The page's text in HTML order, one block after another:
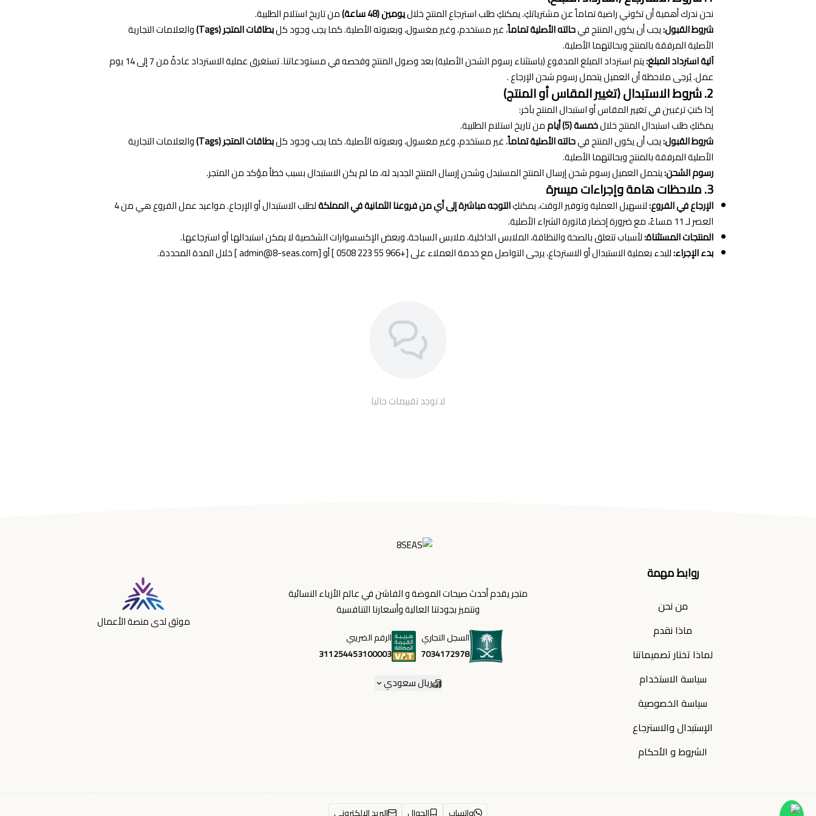
نحن ندرك أهمية أن تكوني راضية تماماً عن مشترياتكِ. يمكنكِ طلب استرجاع المنتج خلاليومين (48 ساعة)
من تاريخ استلام الطلبية.
شروط القبول:يجب أن يكون المنتج فيحالته الأصلية تماماً، غير مستخدم، وغير مغسول، وبعبوته الأصلية. كما يجب وجود كلبطاقات المتجر (Tags)
والعلامات التجارية
الأصلية المرفقة بالمنتج وبحالتهما الأصلية.
آلية استرداد المبلغ:
يتم استرداد المبلغ المدفوع (باستثناء رسوم الشحن الأصلية) بعد وصول المنتج وفحصه في مستودعاتنا. تستغرق عملية الاسترداد عادةً من 7 إلى 14 يوم
عمل. يُرجى ملاحظة أن العميل يتحمل رسوم شحن الإرجاع .
2. شروط الاستبدال (تغيير المقاس أو المنتج)
إذا كنتِ ترغبين في تغيير المقاس أو استبدال المنتج بآخر:
يمكنكِ طلب استبدال المنتج خلالخمسة (5) أيام
من تاريخ استلام الطلبية.
شروط القبول:يجب أن يكون المنتج فيحالته الأصلية تماماً، غير مستخدم، وغير مغسول، وبعبوته الأصلية. كما يجب وجود كلبطاقات المتجر (Tags)
والعلامات التجارية
الأصلية المرفقة بالمنتج وبحالتهما الأصلية.
رسوم الشحن:يتحمل العميل رسوم شحن إرسال المنتج المستبدل وشحن إرسال المنتج الجديد له، ما لم يكن الاستبدال بسبب خطأ مؤكد من المتجر.
3. ملاحظات هامة وإجراءات ميسرة
الإرجاع في الفروع:لتسهيل العملية وتوفير الوقت، يمكنكِالتوجه مباشرة إلى أي من فروعنا الثمانية في المملكة
لطلب الاستبدال أو الإرجاع. مواعيد عمل الفروع هي من 4
العصر لـ 11 مساءً، مع ضرورة إحضار فاتورة الشراء الأصلية.
المنتجات المستثناة:لأسباب تتعلق بالصحة والنظافة، الملابس الداخلية، ملابس السباحة، وبعض الإكسسوارات الشخصية لا يمكن استبدالها أو استرجاعها.
بدء الإجراء:للبدء بعملية الاستبدال أو الاسترجاع، يرجى التواصل مع خدمة العملاء على [+966 55 223 0508 ] أو [ admin@8-seas.com] خلال المدة المحددة.
لا توجد تقييمات حاليا
روابط مهمة
من نحن
ماذا نقدم
لماذا تختار تصميماتنا
سياسة الاستخدام
سياسة الخصوصية
الإستبدال والاسترجاع
الشروط و الأحكام
متجر يقدم أحدث صيحات الموضة و الفاشن في عالم الأزياء النسائية
ونتميز بجودتنا العالية وأسعارنا التنافسية
السجل التجاري
7034172978
الرقم الضريبي
311254453100003
ريال سعودي
موثق لدى منصة الأعمال